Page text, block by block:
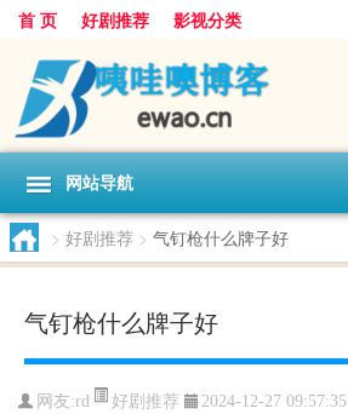
首 页 好剧推荐 影视分类
网站导航
> 好剧推荐 > 气钉枪什么牌子好
气钉枪什么牌子好
网友:rd 好剧推荐 2024-12-27 09:57:35